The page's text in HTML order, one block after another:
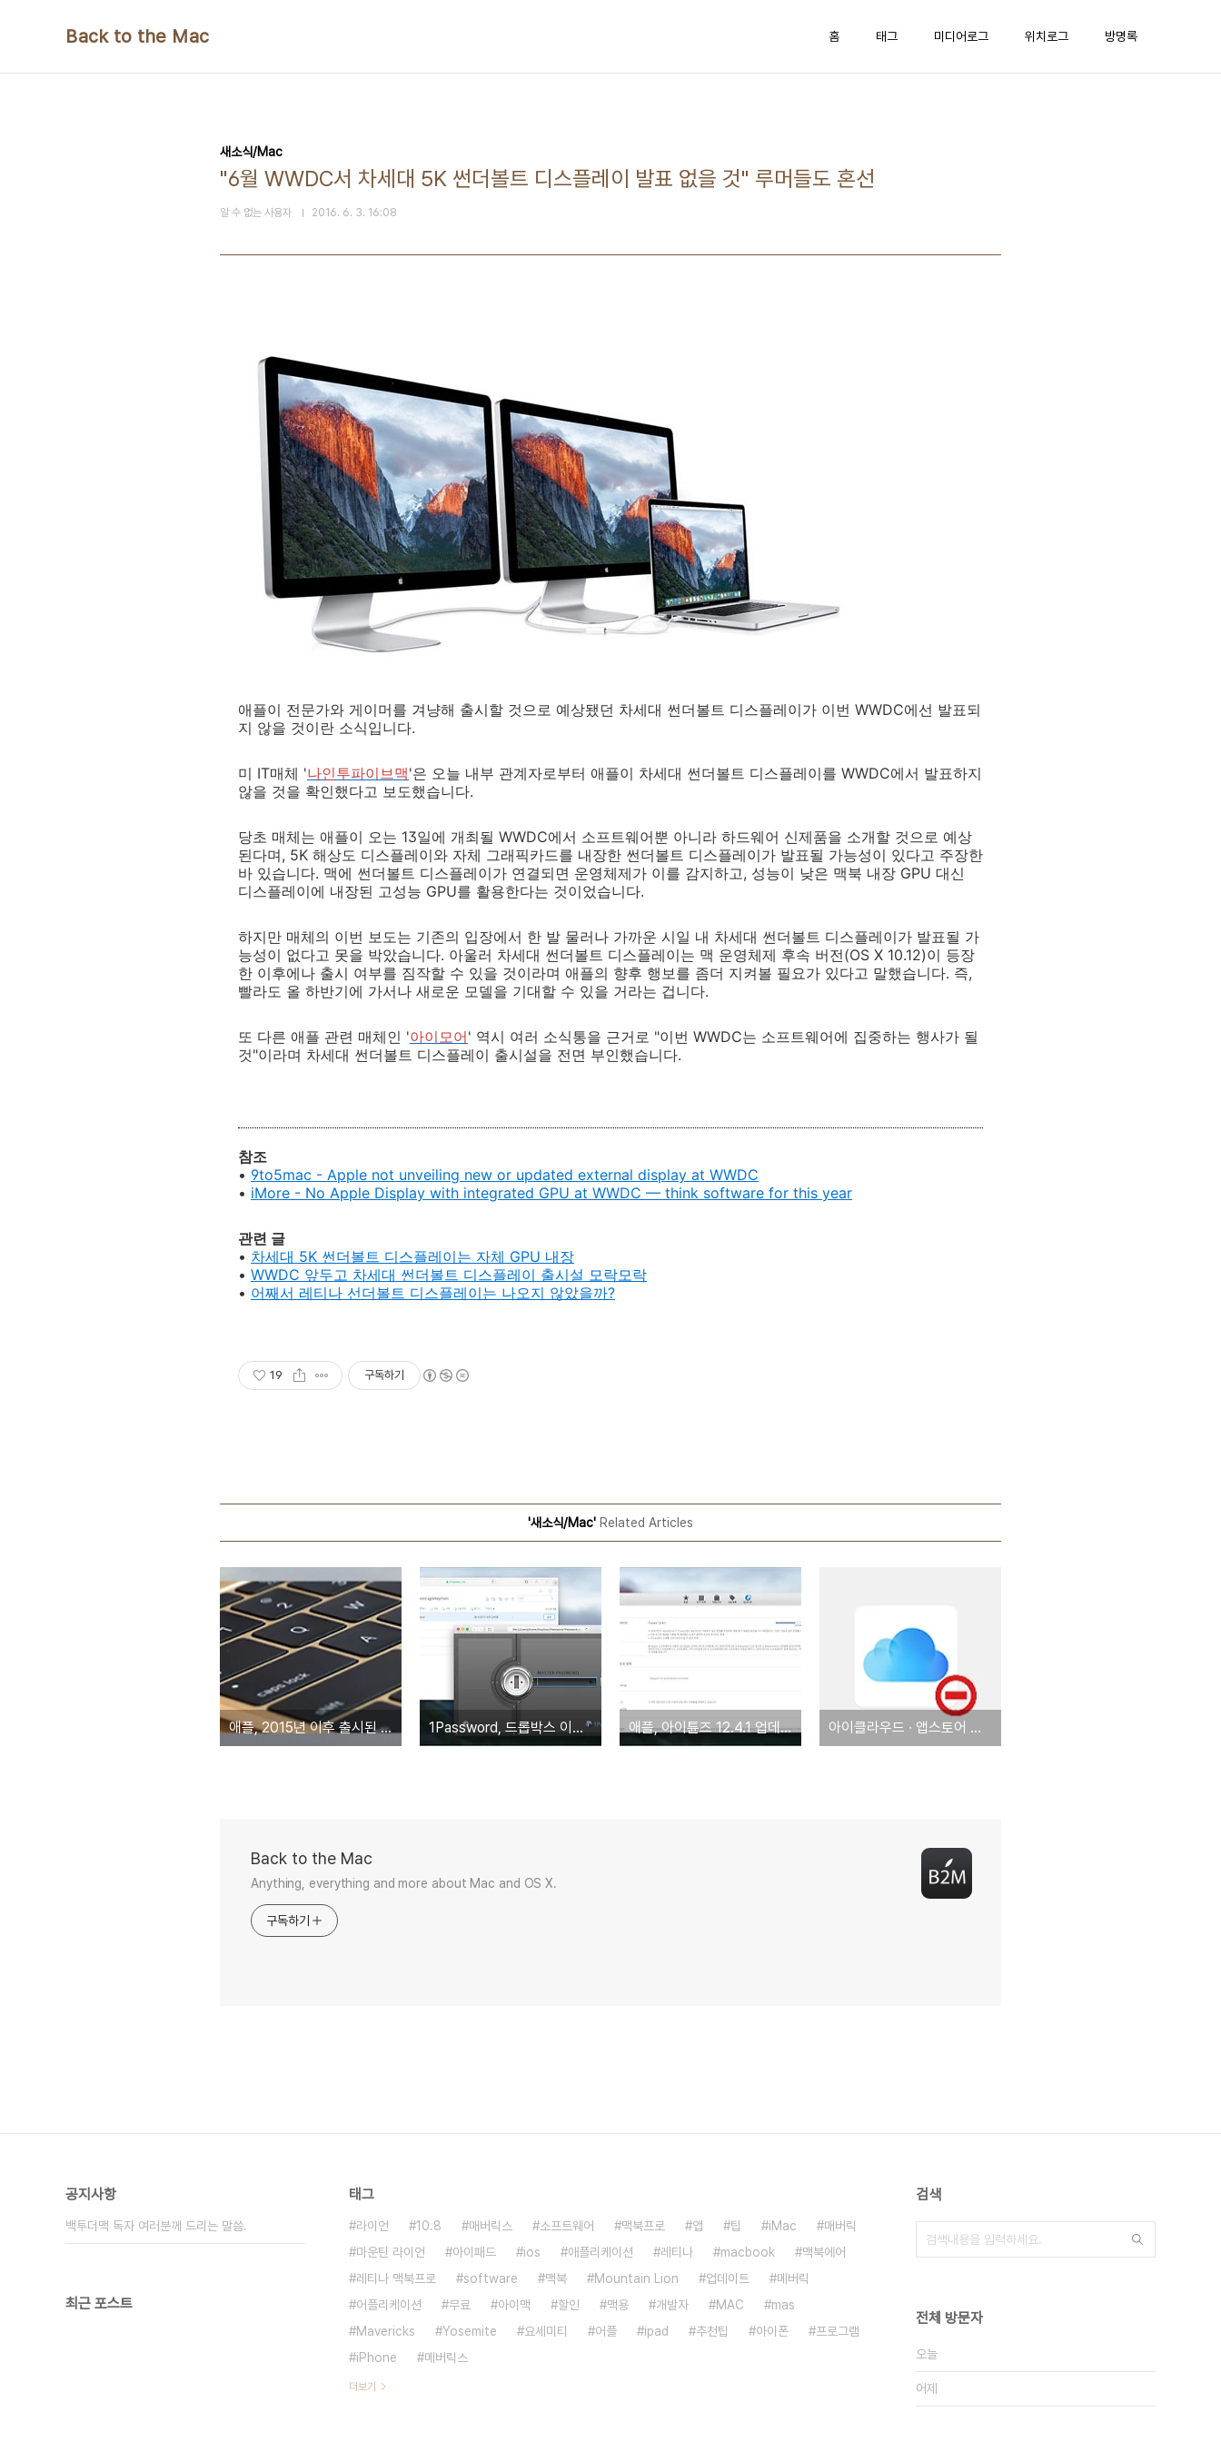
Back to the Mac 홈 태그 미디어로그 위치로그 방명록
새소식/Mac
"6월 WWDC서 차세대 5K 썬더볼트 디스플레이 발표 없을 것" 루머들도 혼선
알 수 없는 사용자 2016. 6. 3. 16:08
애플이 전문가와 게이머를 겨냥해 출시할 것으로 예상됐던 차세대 썬더볼트 디스플레이가 이번 WWDC에선 발표되
지 않을 것이란 소식입니다.
미 IT매체 '나인투파이브맥'은 오늘 내부 관계자로부터 애플이 차세대 썬더볼트 디스플레이를 WWDC에서 발표하지
않을 것을 확인했다고 보도했습니다.
당초 매체는 애플이 오는 13일에 개최될 WWDC에서 소프트웨어뿐 아니라 하드웨어 신제품을 소개할 것으로 예상
된다며, 5K 해상도 디스플레이와 자체 그래픽카드를 내장한 썬더볼트 디스플레이가 발표될 가능성이 있다고 주장한
바 있습니다. 맥에 썬더볼트 디스플레이가 연결되면 운영체제가 이를 감지하고, 성능이 낮은 맥북 내장 GPU 대신
디스플레이에 내장된 고성능 GPU를 활용한다는 것이었습니다.
하지만 매체의 이번 보도는 기존의 입장에서 한 발 물러나 가까운 시일 내 차세대 썬더볼트 디스플레이가 발표될 가
능성이 없다고 못을 박았습니다. 아울러 차세대 썬더볼트 디스플레이는 맥 운영체제 후속 버전(OS X 10.12)이 등장
한 이후에나 출시 여부를 짐작할 수 있을 것이라며 애플의 향후 행보를 좀더 지켜볼 필요가 있다고 말했습니다. 즉,
빨라도 올 하반기에 가서나 새로운 모델을 기대할 수 있을 거라는 겁니다.
또 다른 애플 관련 매체인 '아이모어' 역시 여러 소식통을 근거로 "이번 WWDC는 소프트웨어에 집중하는 행사가 될
것"이라며 차세대 썬더볼트 디스플레이 출시설을 전면 부인했습니다.
참조
• 9to5mac - Apple not unveiling new or updated external display at WWDC
• iMore - No Apple Display with integrated GPU at WWDC — think software for this year
관련 글
• 차세대 5K 썬더볼트 디스플레이는 자체 GPU 내장
• WWDC 앞두고 차세대 썬더볼트 디스플레이 출시설 모락모락
• 어째서 레티나 선더볼트 디스플레이는 나오지 않았을까?
19 구독하기
'새소식/Mac' Related Articles
애플, 2015년 이후 출시된 일부 맥북에서 'caps lock' 키가 제대로 작동하지 하는 문제 발생 1Password, 드롭박스 이용한 보관소 원격 열람 서비스 중단 예정 (1PasswordAnywhere) 애플, 아이튠즈 12.4.1 업데이트 배포... 재생 재설정, ID 태그 편집 기능 부활 아이클라우드 ∙ 앱스토어 등 애플 서비스 장애 발생 (복구완료)
Back to the Mac
Anything, everything and more about Mac and OS X.
구독하기
공지사항
백투더맥 독자 여러분께 드리는 말씀.
최근 포스트
태그
라이언 10.8 매버릭스 소프트웨어 맥북프로 앱 팁 iMac
매버릭
마운틴 라이언
아이패드 ios 애플리케이션 레티나 macbook
맥북에어
레티나 맥북프로
software 맥북 Mountain Lion 업데이트
메버릭
어플리케이션
무료 아이맥 할인 맥용 개발자 MAC
mas
Mavericks
Yosemite 요세미티 어플 ipad 추천팁 아이폰
프로그램
iPhone
메버릭스
더보기
검색
전체 방문자
오늘
어제